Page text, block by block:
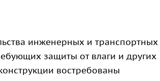
инженерных и транспортных
защиты от влаги и других
востребованы